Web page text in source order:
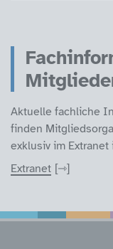
Aktuelle fachliche
finden
exklusiv im
Extranet